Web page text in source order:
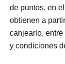
de puntos, en
obtienen a
canjearlo,
y condiciones